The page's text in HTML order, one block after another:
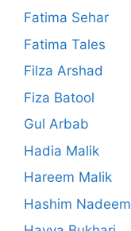
Fatima Sehar
Fatima Tales
Filza Arshad
Fiza Batool
Gul Arbab
Hadia Malik
Hareem Malik
Hashim Nadeem